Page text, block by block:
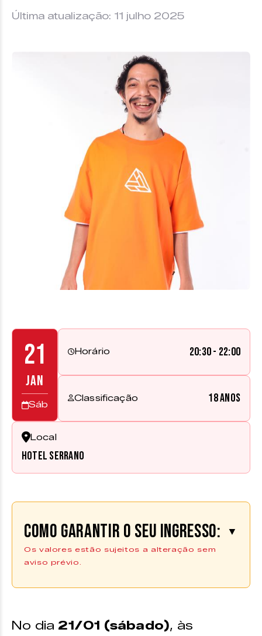
Última atualização: 11 julho 2025
21
JAN
Sáb
Horário 20:30 - 22:00
Classificação 18 anos
Local
Hotel Serrano
Como garantir o seu ingresso: ▼
Os valores estão sujeitos a alteração sem
aviso prévio.
No dia 21/01 (sábado), às